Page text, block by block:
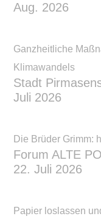
Aug. 2026
Ganzheitliche
Klimawandels
Stadt
Juli 2026
Die Brüder Grimm:
Forum ALTE
22. Juli 2026
Papier loslassen